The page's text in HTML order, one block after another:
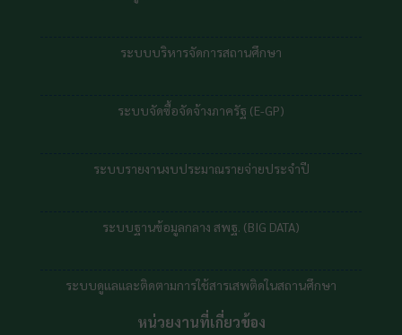
ระบบบริหารจัดการสถานศึกษา
ระบบจัดซื้อจัดจ้างภาครัฐ (E-GP)
ระบบรายงานงบประมาณรายจ่ายประจำปี
ระบบฐานข้อมูลกลาง สพฐ. (BIG DATA)
ระบบดูแลและติดตามการใช้สารเสพติดในสถานศึกษา
หน่วยงานที่เกี่ยวข้อง